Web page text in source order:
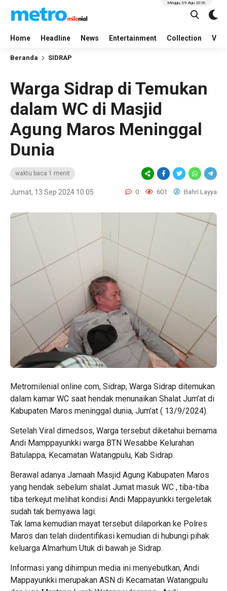
Home Headline News Entertainment Collection
Minggu, 09 Agu 2026
Beranda SIDRAP
Warga Sidrap di Temukan
dalam WC di Masjid
Agung Maros Meninggal
Dunia
waktu baca 1 menit
Jumat, 13 Sep 2024 10:05 0 601 Bahri Layya
Metromilenial online com, Sidrap, Warga Sidrap ditemukan
dalam kamar WC saat hendak menunaikan Shalat Jum’at di
Kabupaten Maros meninggal dunia, Jum’at ( 13/9/2024).
Setelah Viral dimedsos, Warga tersebut diketahui bernama
Andi Mamppayunkki warga BTN Wesabbe Kelurahan
Batulappa, Kecamatan Watangpulu, Kab Sidrap.
Berawal adanya Jamaah Masjid Agung Kabupaten Maros
yang hendak sebelum shalat Jumat masuk WC , tiba-tiba
tiba terkejut melihat kondisi Andi Mappayunkki tergeletak
sudah tak bernyawa lagi.
Tak lama kemudian mayat tersebut dilaporkan ke Polres
Maros dan telah diidentifikasi kemudian di hubungi pihak
keluarga Almarhum Utuk di bawah je Sidrap.
Informasi yang dihimpun media ini menyebutkan, Andi
Mappayunkki merupakan ASN di Kecamatan Watangpulu